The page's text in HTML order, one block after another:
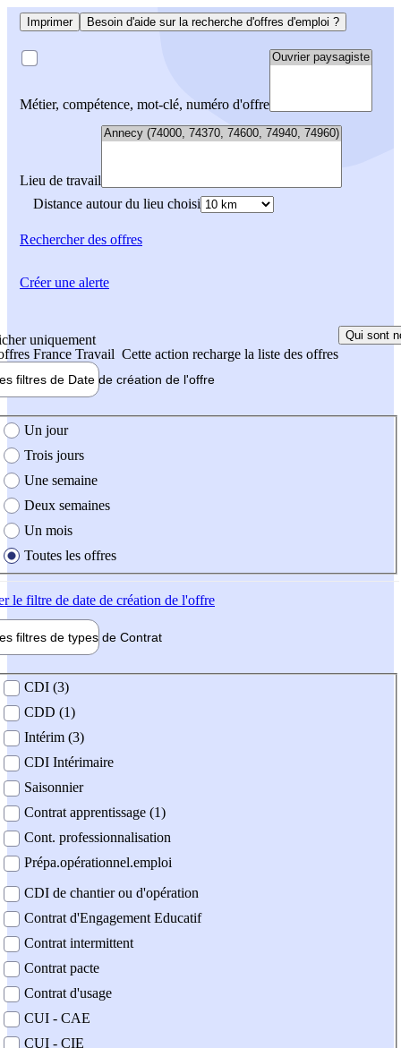
Imprimer Besoin d'aide sur la recherche d'offres d'emploi ?
Métier, compétence, mot-clé, numéro d'offre
Lieu de travail
Distance autour du lieu choisi
Rechercherdes offres
uniquement
France Travail Cette action recharge la liste des offres
Qui sont
filtres de Date de création de l'offre
création de l'offre
Un jour
Trois jours
Une semaine
Deux semaines
Un mois
Toutes les offres
le filtre de date de création de l'offre
filtres de types de Contrat
contrat
CDI (3)
CDD (1)
Intérim (3)
CDI Intérimaire
Saisonnier
Contrat apprentissage (1)
Cont. professionnalisation
Prépa.opérationnel.emploi
CDI de chantier ou d'opération
Contrat d'Engagement Educatif
Contrat intermittent
Contrat pacte
Contrat d'usage
CUI - CAE
CUI - CIE
Créer une alerte